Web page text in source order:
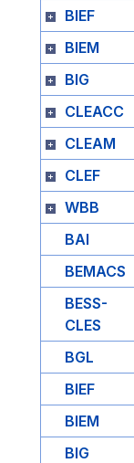
BIEF
BIEM
BIG
CLEACC
CLEAM
CLEF
WBB
BAI
BEMACS
BESS-
CLES
BGL
BIEF
BIEM
BIG